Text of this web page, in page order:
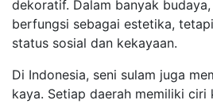
dekoratif. Dalam banyak
berfungsi sebagai estetika,
status sosial dan kekayaan.
Di Indonesia, seni sulam juga
kaya. Setiap daerah memiliki ciri